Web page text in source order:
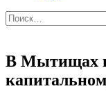
Найти:
В Мытищах